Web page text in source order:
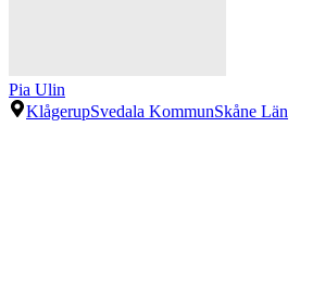
Pia Ulin
KlågerupSvedala KommunSkåne Län